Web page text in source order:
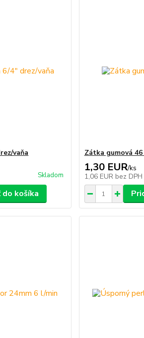
vaňa
Skladom
do košíka
Zátka gumová
1,30 EUR/ks
1,06 EUR bez DPH